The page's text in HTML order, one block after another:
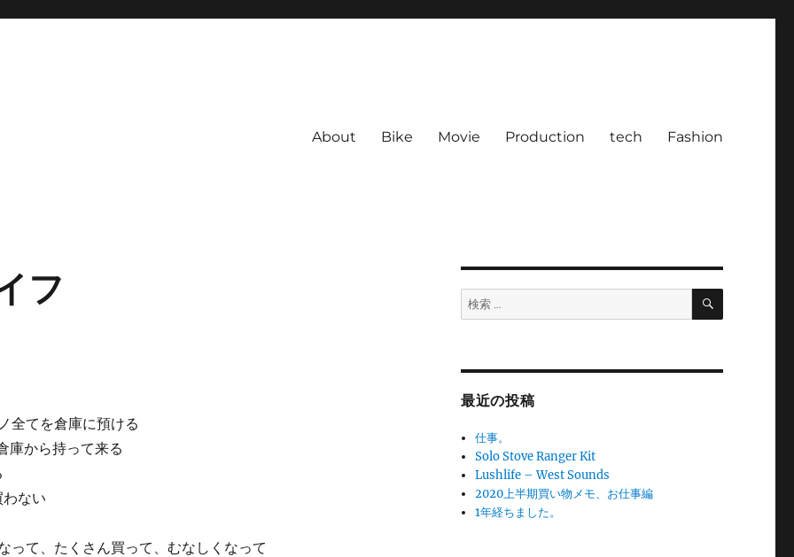
About Bike Movie Production tech Fashion
フ
全てを倉庫に預ける
庫から持って来る
わない
って、たくさん買って、むなしくなって
検
索:
検
最近の投稿
仕事。
Solo Stove Ranger Kit
Lushlife – West Sounds
2020上半期買い物メモ、お仕事編
1年経ちました。